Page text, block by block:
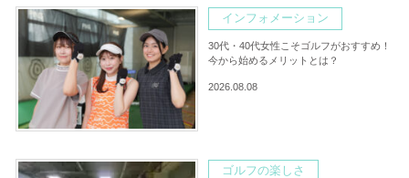
インフォメーション
30代・40代女性こそゴルフがおすすめ！
今から始めるメリットとは？
2026.08.08
ゴルフの楽しさ